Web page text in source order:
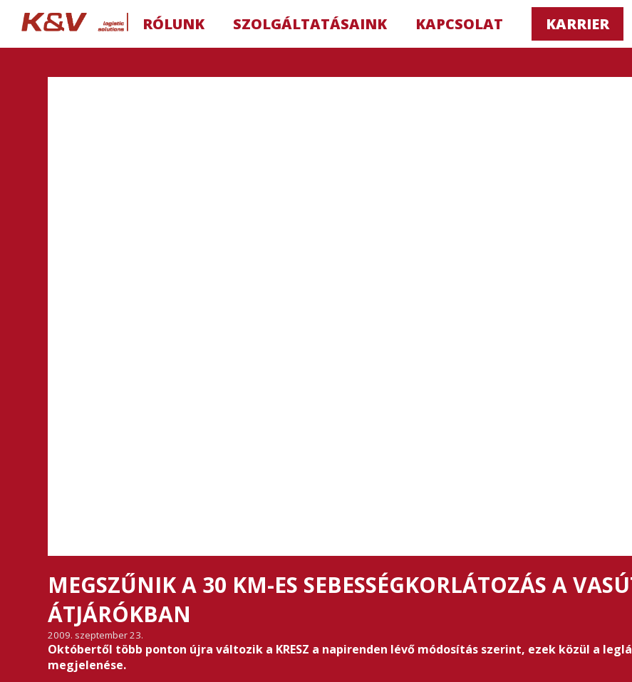
RÓLUNK SZOLGÁLTATÁSAINK KAPCSOLAT KARRIER
MEGSZŰNIK A 30 KM-ES SEBESSÉGKORLÁTOZÁS A
ÁTJÁRÓKBAN
2009. szeptember 23.
Októbertől több ponton újra változik a KRESZ a napirenden lévő módosítás szerint, ezek közül a
megjelenése.